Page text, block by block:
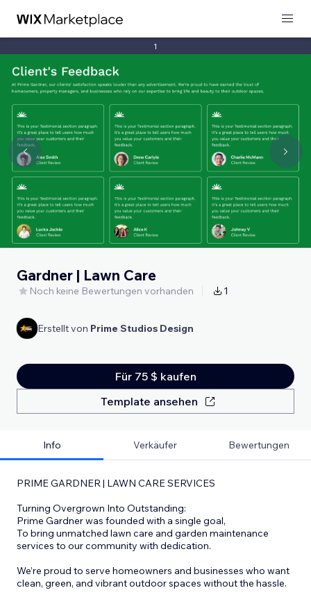
1
Gardner | Lawn Care
Noch keine Bewertungen vorhanden 1
Erstellt von Prime Studios Design
Für 75 $ kaufen
Template ansehen
Info Verkäufer Bewertungen
PRIME GARDNER | LAWN CARE SERVICES
Turning Overgrown Into Outstanding:
Prime Gardner was founded with a single goal,
To bring unmatched lawn care and garden maintenance
services to our community with dedication.
We’re proud to serve homeowners and businesses who want
clean, green, and vibrant outdoor spaces without the hassle.